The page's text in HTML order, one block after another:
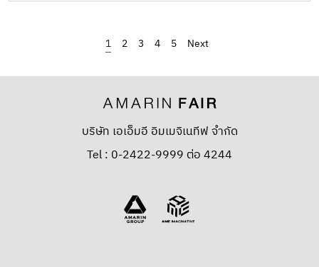
1 2 3 4 5
บริษัท เอเอ็มอี อิมเมจิเนทีฟ จำกัด
Tel : 0-2422-9999 ต่อ 4244